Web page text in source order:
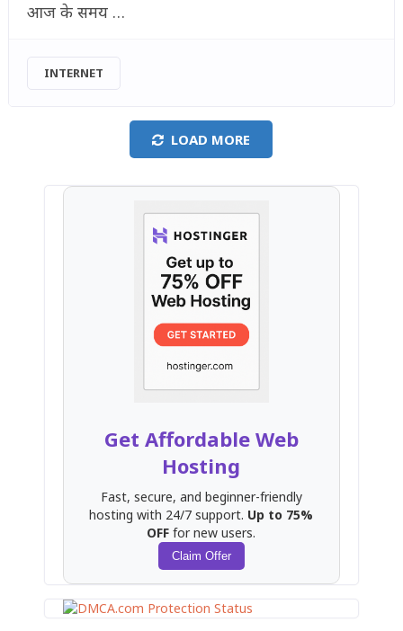
आज के समय …
INTERNET
LOAD MORE
Get Affordable Web
Hosting
Fast, secure, and beginner-friendly
hosting with 24/7 support. Up to 75%
OFF for new users.
Claim Offer